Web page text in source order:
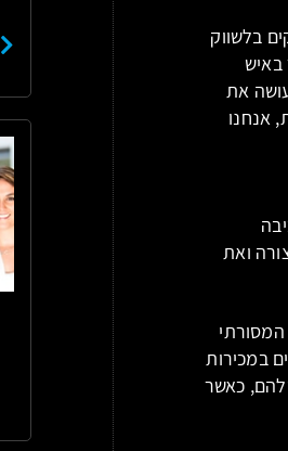
בלשווק
באיש
את
אנחנו
ואת
במכירות
כאשר